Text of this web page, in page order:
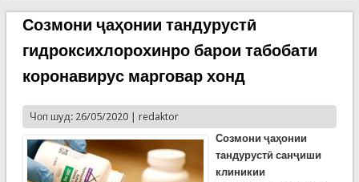
Созмони ҷаҳонии тандурустӣ
гидроксихлорохинро барои табобати
коронавирус марговар хонд
Чоп шуд: 26/05/2020 | redaktor
Созмони ҷаҳонии
тандурустӣ санҷиши
клиникии